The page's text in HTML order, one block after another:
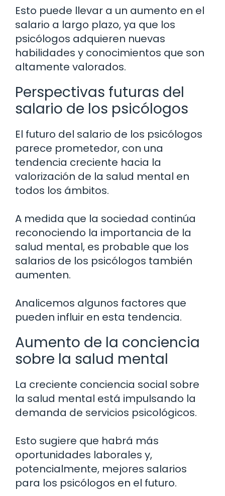
Esto puede llevar a un aumento en el
salario a largo plazo, ya que los
psicólogos adquieren nuevas
habilidades y conocimientos que son
altamente valorados.
Perspectivas futuras del
salario de los psicólogos
El futuro del salario de los psicólogos
parece prometedor, con una
tendencia creciente hacia la
valorización de la salud mental en
todos los ámbitos.
A medida que la sociedad continúa
reconociendo la importancia de la
salud mental, es probable que los
salarios de los psicólogos también
aumenten.
Analicemos algunos factores que
pueden influir en esta tendencia.
Aumento de la conciencia
sobre la salud mental
La creciente conciencia social sobre
la salud mental está impulsando la
demanda de servicios psicológicos.
Esto sugiere que habrá más
oportunidades laborales y,
potencialmente, mejores salarios
para los psicólogos en el futuro.